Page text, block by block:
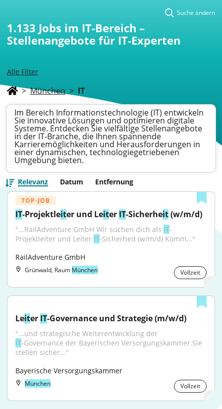
Alle Filter
Suche ändern
1.133 Jobs im IT-Bereich –
Stellenangebote für IT-Experten
> München > IT
Im Bereich Informationstechnologie (IT) entwickeln
Sie innovative Lösungen und optimieren digitale
Systeme. Entdecken Sie vielfältige Stellenangebote
in der IT-Branche, die Ihnen spannende
Karrieremöglichkeiten und Herausforderungen in
einer dynamischen, technologiegetriebenen
Umgebung bieten.
Relevanz Datum Entfernung
TOP-JOB
IT-Projektleiter und Leiter IT-Sicherheit (w/m/d)
"...RailAdventure GmbH Wir suchen dich als IT-
Projektleiter und Leiter IT-Sicherheit (w/m/d) Komm..."
RailAdventure GmbH
Grünwald, Raum München Vollzeit
Leiter IT-Governance und Strategie (m/w/d)
IT‑Governance der Bayerischen Versorgungskammer.Sie
stellen sicher..."
Bayerische Versorgungskammer
München Vollzeit